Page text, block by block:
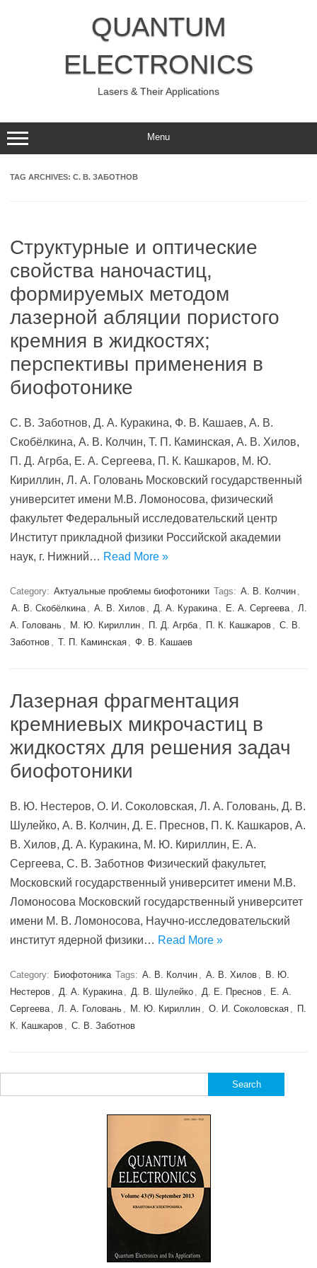
QUANTUM
ELECTRONICS
Lasers & Their Applications
Menu
TAG ARCHIVES: С. В. ЗАБОТНОВ
Структурные и оптические
свойства наночастиц,
формируемых методом
лазерной абляции пористого
кремния в жидкостях;
перспективы применения в
биофотонике
С. В. Заботнов, Д. А. Куракина, Ф. В. Кашаев, А. В.
Скобёлкина, А. В. Колчин, Т. П. Каминская, А. В. Хилов,
П. Д. Агрба, Е. А. Сергеева, П. К. Кашкаров, М. Ю.
Кириллин, Л. А. Головань Московский государственный
университет имени М.В. Ломоносова, физический
факультет Федеральный исследовательский центр
Институт прикладной физики Российской академии
наук, г. Нижний… Read More »
Category: Актуальные проблемы биофотоники Tags: А. В. Колчин ,
А. В. Скобёлкина , А. В. Хилов , Д. А. Куракина , Е. А. Сергеева , Л.
А. Головань , М. Ю. Кириллин , П. Д. Агрба , П. К. Кашкаров , С. В.
Заботнов , Т. П. Каминская , Ф. В. Кашаев
Лазерная фрагментация
кремниевых микрочастиц в
жидкостях для решения задач
биофотоники
В. Ю. Нестеров, О. И. Соколовская, Л. А. Головань, Д. В.
Шулейко, А. В. Колчин, Д. Е. Преснов, П. К. Кашкаров, А.
В. Хилов, Д. А. Куракина, М. Ю. Кириллин, Е. А.
Сергеева, С. В. Заботнов Физический факультет,
Московский государственный университет имени М.В.
Ломоносова Московский государственный университет
имени М. В. Ломоносова, Научно-исследовательский
институт ядерной физики… Read More »
Category: Биофотоника Tags: А. В. Колчин , А. В. Хилов , В. Ю.
Нестеров , Д. А. Куракина , Д. В. Шулейко , Д. Е. Преснов , Е. А.
Сергеева , Л. А. Головань , М. Ю. Кириллин , О. И. Соколовская , П.
К. Кашкаров , С. В. Заботнов
for: